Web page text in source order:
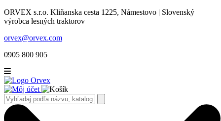
ORVEX s.r.o. Kliňanska cesta 1225, Námestovo | Slovenský
výrobca lesných traktorov
orvex@orvex.com
0905 800 905